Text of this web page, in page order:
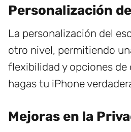
Personalización
La personalización del
otro nivel, permitiendo
flexibilidad y opciones de
hagas tu iPhone
Mejoras en la